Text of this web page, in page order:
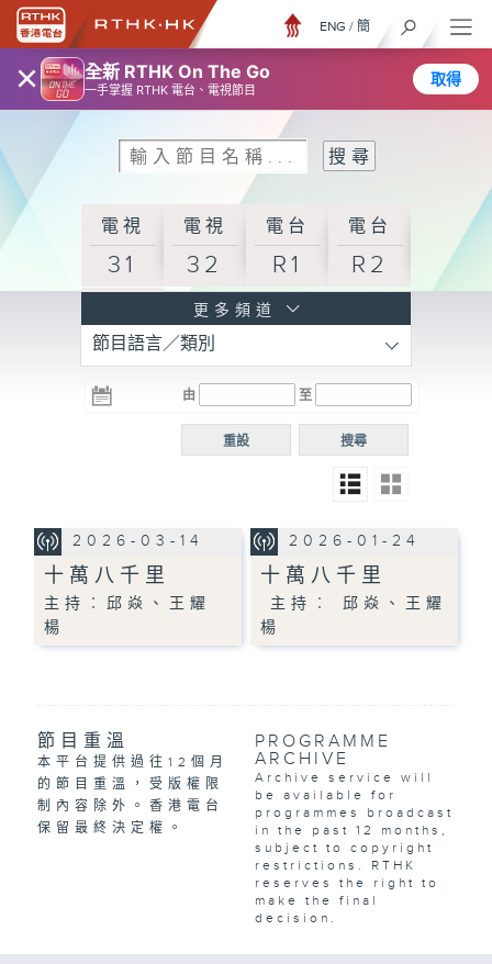
× 全新 RTHK On The Go
一手掌握 RTHK 電台、電視節目
取得
ENG / 簡
電視
31
電視
32
電台
R1
電台
R2
R3
電台 電台
R5
電台
普通
更多頻道
節目語言／類別
由 至
搜尋
重設
2026-03-14
十萬八千里
主持︰邱焱、王耀
楊
2026-01-24
十萬八千里
主持︰ 邱焱、王耀
楊
節目重溫
本平台提供過往12個月
的節目重溫，受版權限
制內容除外。香港電台
保留最終決定權。
PROGRAMME
ARCHIVE
Archive service will
be available for
programmes broadcast
in the past 12 months,
subject to copyright
restrictions. RTHK
reserves the right to
make the final
decision.